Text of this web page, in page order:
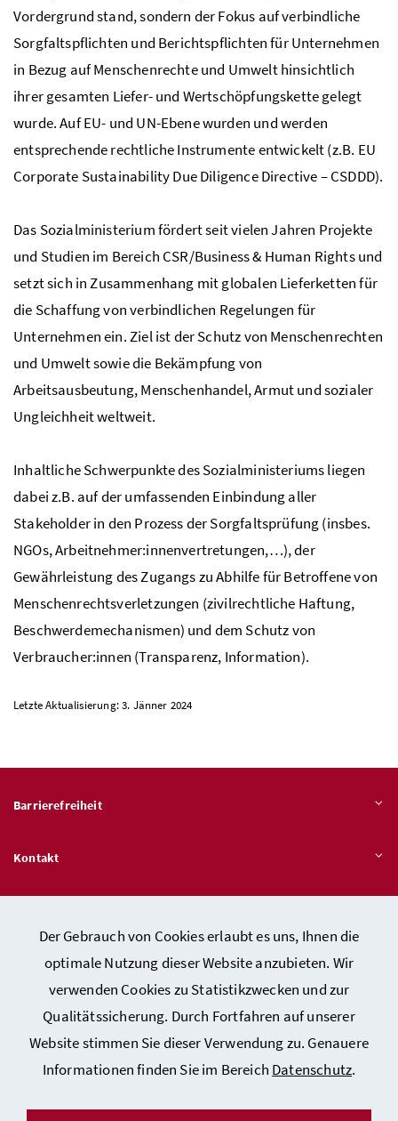
Der Gebrauch von Cookies erlaubt es uns, Ihnen die
optimale Nutzung dieser Website anzubieten. Wir
verwenden Cookies zu Statistikzwecken und zur
Qualitätssicherung. Durch Fortfahren auf unserer
Website stimmen Sie dieser Verwendung zu. Genauere
Informationen finden Sie im Bereich Datenschutz.
Vordergrund stand, sondern der Fokus auf verbindliche
Sorgfaltspflichten und Berichtspflichten für Unternehmen
in Bezug auf Menschenrechte und Umwelt hinsichtlich
ihrer gesamten Liefer- und Wertschöpfungskette gelegt
wurde. AufEU- und UN-Ebene wurden und werden
entsprechende rechtliche Instrumente entwickelt (z.B. EU
Corporate Sustainability Due Diligence Directive– CSDDD).
Das Sozialministerium fördert seit vielen Jahren Projekte
und Studien im Bereich CSR/Business & Human Rights und
setzt sich in Zusammenhang mit globalen Lieferketten für
die Schaffung von verbindlichen Regelungen für
Unternehmen ein. Ziel ist der Schutz von Menschenrechten
und Umwelt sowie die Bekämpfung von
Arbeitsausbeutung, Menschenhandel, Armut und sozialer
Ungleichheit weltweit.
Inhaltliche Schwerpunkte des Sozialministeriums liegen
dabeiz.B. auf der umfassenden Einbindung aller
Stakeholder in den Prozess der Sorgfaltsprüfung (insbes.
NGOs, Arbeitnehmer:innenvertretungen,…), der
Gewährleistung des Zugangs zu Abhilfe für Betroffene von
Menschenrechtsverletzungen (zivilrechtliche Haftung,
Beschwerdemechanismen) und dem Schutz von
Verbraucher:innen (Transparenz, Information).
Letzte Aktualisierung: 3. Jänner 2024
Barrierefreiheit
Kontakt
Hinweisgeber:innen – Stelle für Rechtsverletzungen